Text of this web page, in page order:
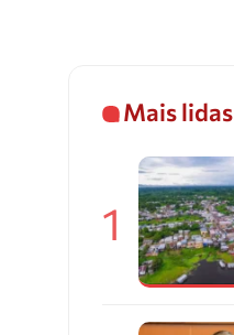
Mais lidas
1